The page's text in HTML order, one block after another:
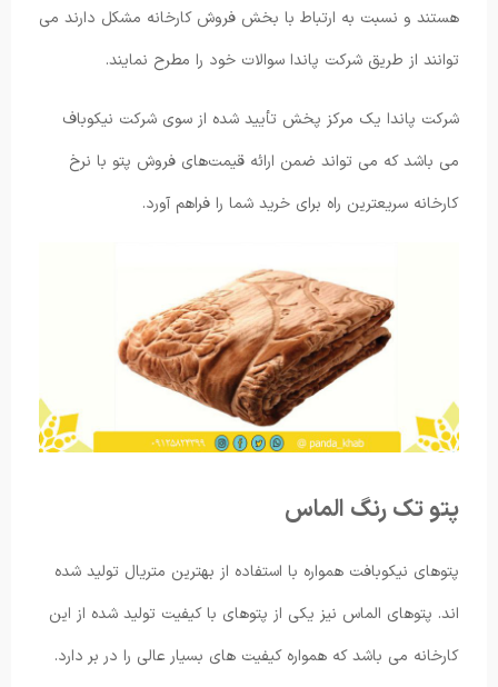
هستند و نسبت به ارتباط با بخش فروش کارخانه مشکل دارند می
توانند از طریق شرکت پاندا سوالات خود را مطرح نمایند.
شرکت پاندا یک مرکز پخش تأیید شده از سوی شرکت نیکوباف
می باشد که می تواند ضمن ارائه قیمت‌های فروش پتو با نرخ
کارخانه سریعترین راه برای خرید شما را فراهم آورد.
پتو تک رنگ الماس
پتوهای نیکوبافت همواره با استفاده از بهترین متریال تولید شده
اند. پتوهای الماس نیز یکی از پتوهای با کیفیت تولید شده از این
کارخانه می باشد که همواره کیفیت های بسیار عالی را در بر دارد.